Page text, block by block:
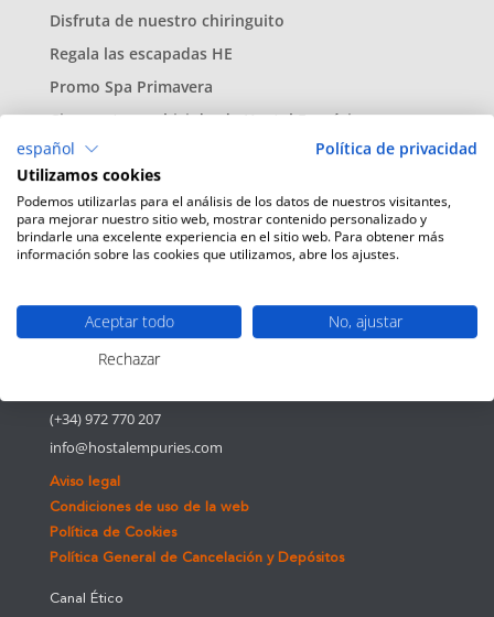
Disfruta de nuestro chiringuito
Regala las escapadas HE
Promo Spa Primavera
Cinco rutas en bici desde Hostal Empúries
Comentarios recientes
(+34) 972 770 207
info@hostalempuries.com
Aviso legal
Condiciones de uso de la web
Política de Cookies
Política General de Cancelación y Depósitos
Canal Ético
español
Política de privacidad
Utilizamos cookies
Podemos utilizarlas para el análisis de los datos de nuestros visitantes,
para mejorar nuestro sitio web, mostrar contenido personalizado y
brindarle una excelente experiencia en el sitio web. Para obtener más
información sobre las cookies que utilizamos, abre los ajustes.
Aceptar todo
No, ajustar
Rechazar